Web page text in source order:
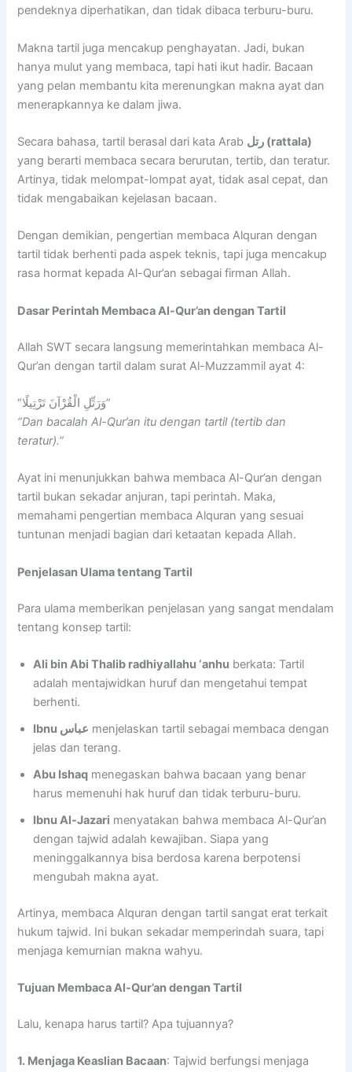
pendeknya diperhatikan, dan tidak dibaca terburu-buru.
Makna tartil juga mencakup penghayatan. Jadi, bukan
hanya mulut yang membaca, tapi hati ikut hadir. Bacaan
yang pelan membantu kita merenungkan makna ayat dan
menerapkannya ke dalam jiwa.
Secara bahasa, tartil berasal dari kata Arab
رتل (rattala)
yang berarti membaca secara berurutan, tertib, dan teratur.
Artinya, tidak melompat-lompat ayat, tidak asal cepat, dan
tidak mengabaikan kejelasan bacaan.
Dengan demikian, pengertian membaca Alquran dengan
tartil tidak berhenti pada aspek teknis, tapi juga mencakup
rasa hormat kepada Al-Qur’an sebagai firman Allah.
Dasar Perintah Membaca Al-Qur’an dengan Tartil
Allah SWT secara langsung memerintahkan membaca Al-
Qur’an dengan tartil dalam surat Al-Muzzammil ayat 4:
“وَرَتِّلِ الْقُرْآنَ تَرْتِيلًا”
“Dan bacalah Al-Qur’an itu dengan tartil (tertib dan
teratur).”
Ayat ini menunjukkan bahwa membaca Al-Qur’an dengan
tartil bukan sekadar anjuran, tapi perintah. Maka,
memahami pengertian membaca Alquran yang sesuai
tuntunan menjadi bagian dari ketaatan kepada Allah.
Penjelasan Ulama tentang Tartil
Para ulama memberikan penjelasan yang sangat mendalam
tentang konsep tartil:
Ali bin Abi Thalib radhiyallahu ‘anhu berkata: Tartil
adalah mentajwidkan huruf dan mengetahui tempat
berhenti.
Ibnu عباس menjelaskan tartil sebagai membaca dengan
jelas dan terang.
Abu Ishaq menegaskan bahwa bacaan yang benar
harus memenuhi hak huruf dan tidak terburu-buru.
Ibnu Al-Jazari menyatakan bahwa membaca Al-Qur’an
dengan tajwid adalah kewajiban. Siapa yang
meninggalkannya bisa berdosa karena berpotensi
mengubah makna ayat.
Artinya, membaca Alquran dengan tartil sangat erat terkait
hukum tajwid. Ini bukan sekadar memperindah suara, tapi
menjaga kemurnian makna wahyu.
Tujuan Membaca Al-Qur’an dengan Tartil
Lalu, kenapa harus tartil? Apa tujuannya?
1. Menjaga Keaslian Bacaan: Tajwid berfungsi menjaga